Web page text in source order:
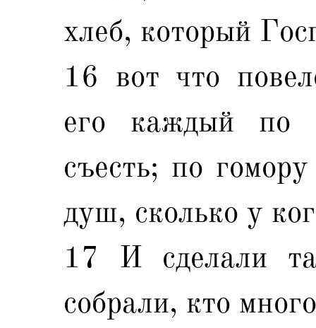
хлеб, который
16 вот что
его каждый по
съесть; по
душ, сколько у
17 И сделали
собрали, кто